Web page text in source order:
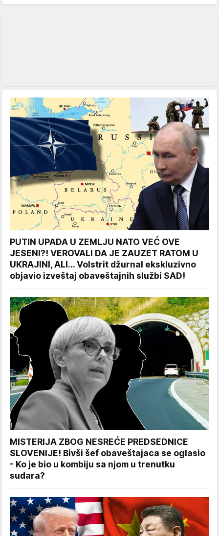
PUTIN UPADA U ZEMLJU NATO VEĆ OVE
JESENI?! VEROVALI DA JE ZAUZET RATOM U
UKRAJINI, ALI... Volstrit džurnal ekskluzivno
objavio izveštaj obaveštajnih službi SAD!
MISTERIJA ZBOG NESREĆE PREDSEDNICE
SLOVENIJE! Bivši šef obaveštajaca se oglasio
- Ko je bio u kombiju sa njom u trenutku
sudara?